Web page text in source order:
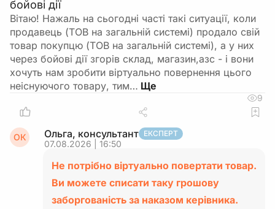
бойові дії
Вітаю! Нажаль на сьогодні часті такі ситуації, коли
продавець (ТОВ на загальній системі) продало свій
товар покупцю (ТОВ на загальній системі), а у них
через бойові дії згорів склад, магазин,азс - і вони
хочуть нам зробити віртуально повернення цього
неіснуючого товару, тим…
9
ОК Ольга, консультант ЕКСПЕРТ
07.08.2026 | 16:50
Не потрібно віртуально повертати товар.
Ви можете списати таку грошову
заборгованість за наказом керівника.